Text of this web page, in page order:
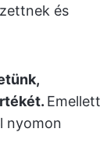
és
Emellett
nyomon